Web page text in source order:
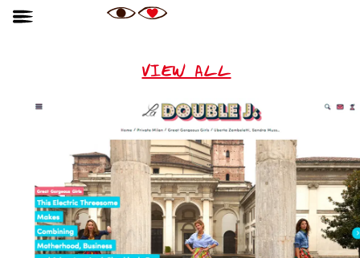
VIEW ALL